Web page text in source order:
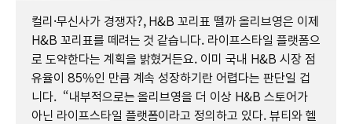
컬리·무신사가 경쟁자?, H&B 꼬리표 뗄까 올리브영은 이제
H&B 꼬리표를 떼려는 것 같습니다. 라이프스타일 플랫폼으
로 도약한다는 계획을 밝혔거든요. 이미 국내 H&B 시장 점
유율이 85%인 만큼 계속 성장하기란 어렵다는 판단일 겁
니다. “내부적으로는 올리브영을 더 이상 H&B 스토어가
아닌 라이프스타일 플랫폼이라고 정의하고 있다. 뷰티와 헬